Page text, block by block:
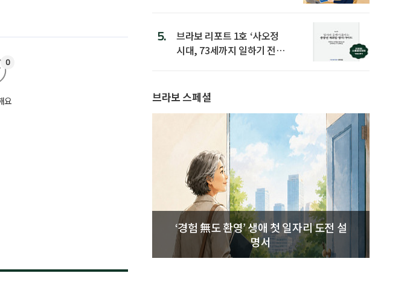
요
0
5.
브라보 리포트 1호 ‘사오정
시대, 73세까지 일하기 전략’
브라보 스페셜
‘경험 無도 환영’ 생애 첫 일자리 도전 설
명서